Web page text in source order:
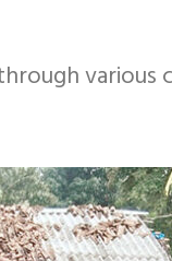
various